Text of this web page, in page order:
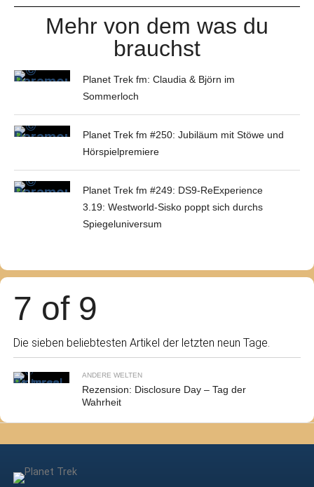
Mehr von dem was du
brauchst
Planet Trek fm: Claudia & Björn im
Sommerloch
Planet Trek fm #250: Jubiläum mit Stöwe und
Hörspielpremiere
Planet Trek fm #249: DS9-ReExperience
3.19: Westworld-Sisko poppt sich durchs
Spiegeluniversum
7 of 9
Die sieben beliebtesten Artikel der letzten neun Tage.
ANDERE WELTEN
Rezension: Disclosure Day – Tag der
Wahrheit